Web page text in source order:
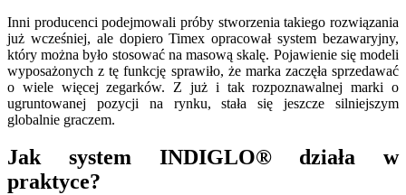
Inni producenci podejmowali próby stworzenia takiego rozwiązania
już wcześniej, ale dopiero Timex opracował system bezawaryjny,
który można było stosować na masową skalę. Pojawienie się modeli
wyposażonych z tę funkcję sprawiło, że marka zaczęła sprzedawać
o wiele więcej zegarków. Z już i tak rozpoznawalnej marki o
ugruntowanej pozycji na rynku, stała się jeszcze silniejszym
globalnie graczem.
Jak system INDIGLO® działa w
praktyce?